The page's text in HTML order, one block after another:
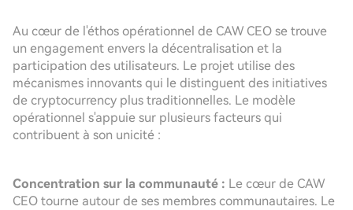
Au cœur de l'éthos opérationnel de CAW CEO se trouve
un engagement envers la décentralisation et la
participation des utilisateurs. Le projet utilise des
mécanismes innovants qui le distinguent des initiatives
de cryptocurrency plus traditionnelles. Le modèle
opérationnel s'appuie sur plusieurs facteurs qui
contribuent à son unicité :
Concentration sur la communauté : Le cœur de CAW
CEO tourne autour de ses membres communautaires. Le